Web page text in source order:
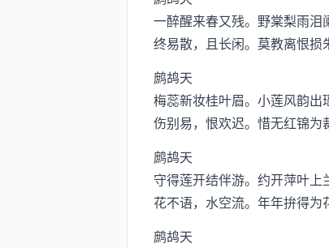
一醉醒来春又残。野棠梨雨泪
终易散，且长闲。莫教离恨损
鹧鸪天
梅蕊新妆桂叶眉。小莲风韵出
伤别易，恨欢迟。惜无红锦为
鹧鸪天
守得莲开结伴游。约开萍叶上
花不语，水空流。年年拚得为
鹧鸪天